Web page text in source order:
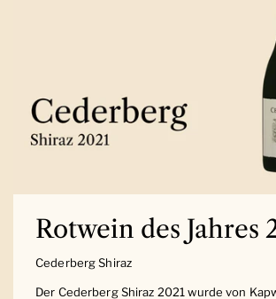
Rotwein des Jahres
Cederberg Shiraz
Der Cederberg Shiraz 2021 wurde von